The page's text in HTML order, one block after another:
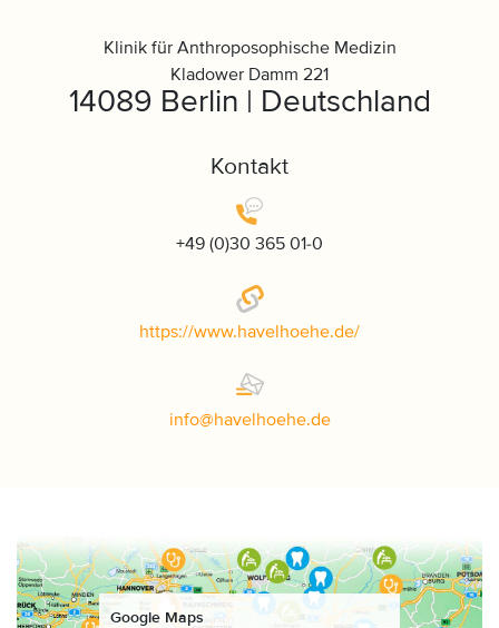
Klinik für Anthroposophische Medizin
Kladower Damm 221
14089 Berlin | Deutschland
Kontakt
+49 (0)30 365 01-0
https://www.havelhoehe.de/
info@havelhoehe.de
Google Maps